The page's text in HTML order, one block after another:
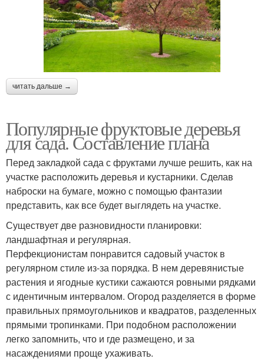
читать дальше →
Популярные фруктовые деревья
для сада. Составление плана
Перед закладкой сада с фруктами лучше решить, как на
участке расположить деревья и кустарники. Сделав
наброски на бумаге, можно с помощью фантазии
представить, как все будет выглядеть на участке.
Существует две разновидности планировки:
ландшафтная и регулярная.
Перфекционистам понравится садовый участок в
регулярном стиле из-за порядка. В нем деревянистые
растения и ягодные кустики сажаются ровными рядками
с идентичным интервалом. Огород разделяется в форме
правильных прямоугольников и квадратов, разделенных
прямыми тропинками. При подобном расположении
легко запомнить, что и где размещено, и за
насаждениями проще ухаживать.